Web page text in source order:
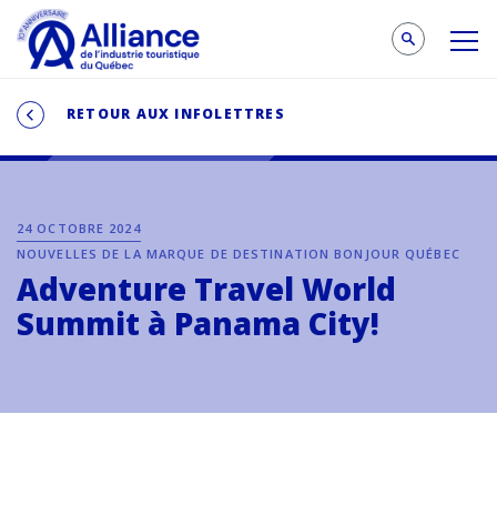
RETOUR AUX INFOLETTRES
24 OCTOBRE 2024
NOUVELLES DE LA MARQUE DE DESTINATION BONJOUR QUÉBEC
Adventure Travel World
Summit à Panama City!